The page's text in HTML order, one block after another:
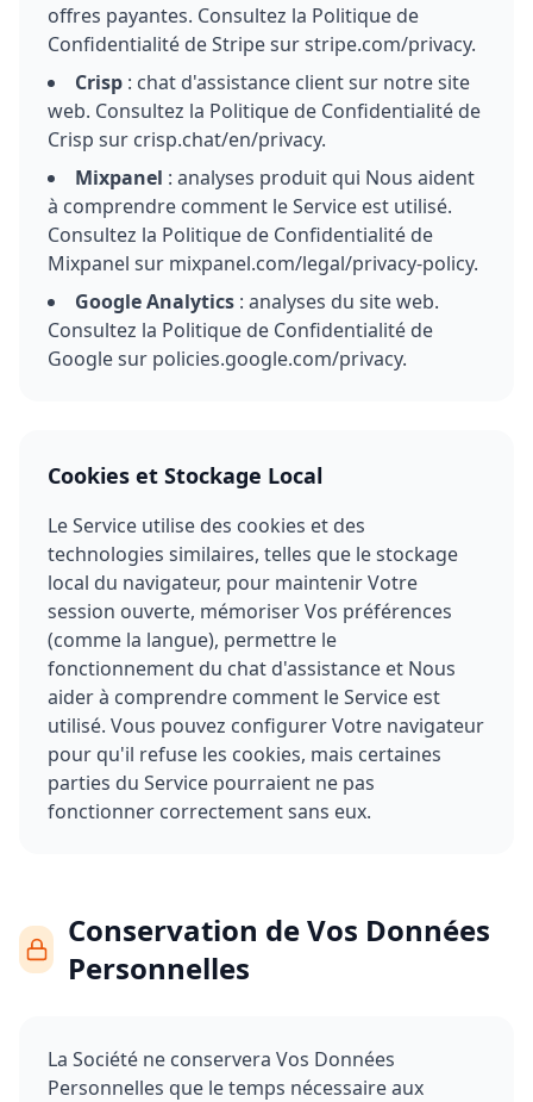
offres payantes. Consultez la Politique de
Confidentialité de Stripe sur stripe.com/privacy.
Crisp : chat d'assistance client sur notre site
web. Consultez la Politique de Confidentialité de
Crisp sur crisp.chat/en/privacy.
Mixpanel : analyses produit qui Nous aident
à comprendre comment le Service est utilisé.
Consultez la Politique de Confidentialité de
Mixpanel sur mixpanel.com/legal/privacy-policy.
Google Analytics : analyses du site web.
Consultez la Politique de Confidentialité de
Google sur policies.google.com/privacy.
Cookies et Stockage Local
Le Service utilise des cookies et des
technologies similaires, telles que le stockage
local du navigateur, pour maintenir Votre
session ouverte, mémoriser Vos préférences
(comme la langue), permettre le
fonctionnement du chat d'assistance et Nous
aider à comprendre comment le Service est
utilisé. Vous pouvez configurer Votre navigateur
pour qu'il refuse les cookies, mais certaines
parties du Service pourraient ne pas
fonctionner correctement sans eux.
Conservation de Vos Données
Personnelles
La Société ne conservera Vos Données
Personnelles que le temps nécessaire aux